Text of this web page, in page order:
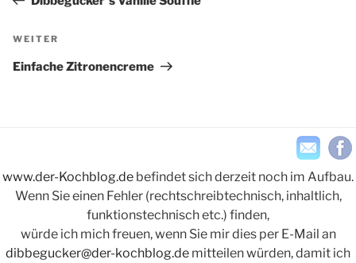
Nächster
WEITER
Einfache Zitronencreme
www.der-Kochblog.de befindet sich derzeit noch im Aufbau.
Wenn Sie einen Fehler (rechtschreibtechnisch, inhaltlich,
funktionstechnisch etc.) finden,
würde ich mich freuen, wenn Sie mir dies per E-Mail an
dibbegucker@der-kochblog.de mitteilen würden, damit ich